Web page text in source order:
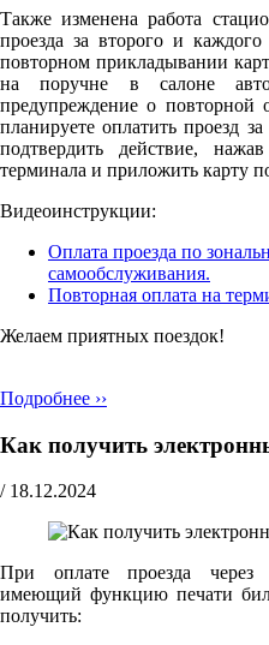
Также изменена работа
проезда за второго и
повторном прикладывании
на поручне в салоне
предупреждение о повторной
планируете оплатить проезд
подтвердить действие,
терминала и приложить карту
Видеоинструкции:
Оплата проезда по
самообслуживания.
Повторная оплата на
Желаем приятных поездок!
Подробнее ››
Как получить
/ 18.12.2024
При оплате проезда через
имеющий функцию печати
получить: